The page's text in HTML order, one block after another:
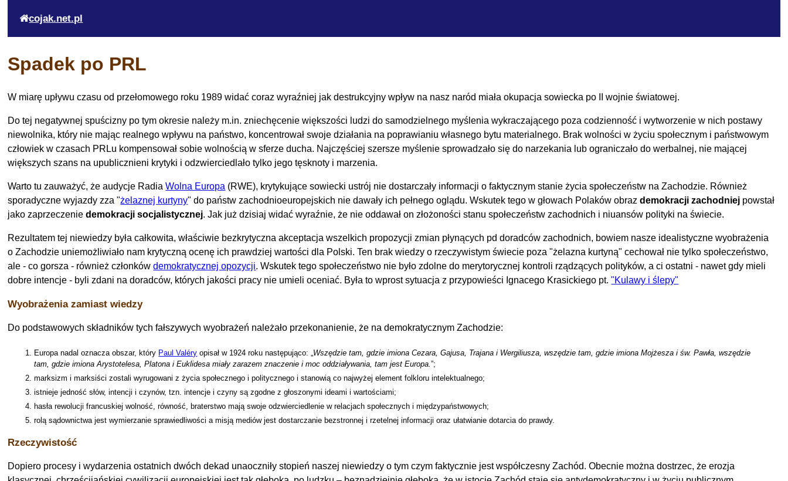
cojak.net.pl
Spadek po PRL
W miarę upływu czasu od przełomowego roku 1989 widać coraz wyraźniej jak destrukcyjny wpływ na nasz naród miała okupacja sowiecka po II wojnie światowej.
Do tej negatywnej spuścizny po tym okresie należy m.in. zniechęcenie większości ludzi do samodzielnego myślenia wykraczającego poza codzienność i wytworzenie w nich postawy
niewolnika, który nie mając realnego wpływu na państwo, koncentrował swoje działania na poprawianiu własnego bytu materialnego. Brak wolności w życiu społecznym i państwowym
człowiek w czasach PRLu kompensował sobie wolnością w sferze ducha. Najczęściej szersze myślenie sprowadzało się do narzekania lub ograniczało do werbalnej, nie mającej
większych szans na upublicznieni krytyki i odzwierciedlało tylko jego tęsknoty i marzenia.
Warto tu zauważyć, że audycje RadiaWolna Europa (RWE), krytykujące sowiecki ustrój nie dostarczały informacji o faktycznym stanie życia społeczeństw na Zachodzie. Również
sporadyczne wyjazdy zza "żelaznej kurtyny" do państw zachodnioeuropejskich nie dawały ich pełnego oglądu. Wskutek tego w głowach Polaków obrazdemokracji zachodniej powstał
jako zaprzeczeniedemokracji socjalistycznej. Jak już dzisiaj widać wyraźnie, że nie oddawał on złożoności stanu społeczeństw zachodnich i niuansów polityki na świecie.
Rezultatem tej niewiedzy była całkowita, właściwie bezkrytyczna akceptacja wszelkich propozycji zmian płynących pd doradców zachodnich, bowiem nasze idealistyczne wyobrażenia
o Zachodzie uniemożliwiało nam krytyczną ocenę ich prawdziej wartości dla Polski. Ten brak wiedzy o rzeczywistym świecie poza "żelazna kurtyną" cechował nie tylko społeczeństwo,
ale - co gorsza - również członkówdemokratycznej opozycji. Wskutek tego społeczeństwo nie było zdolne do merytorycznej kontroli rządzących polityków, a ci ostatni - nawet gdy mieli
dobre intencje - byli zdani na doradców, których jakości pracy nie umieli oceniać. Była to wprost sytuacja z przypowieści Ignacego Krasickiego pt."Kulawy i ślepy"
Wyobrażenia zamiast wiedzy
Do podstawowych składników tych fałszywych wyobrażeń należało przekonanienie, że na demokratycznym Zachodzie:
Europa nadal oznacza obszar, który Paul Valéry opisał w 1924 roku następująco: Wszędzie tam, gdzie imiona Cezara, Gajusa, Trajana i Wergiliusza, wszędzie tam, gdzie imiona Mojżesza i św. Pawła, wszędzie
tam, gdzie imiona Arystotelesa, Platona i Euklidesa miały zarazem znaczenie i moc oddziaływania, tam jest Europa. ;
marksizm i marksiści zostali wyrugowani z życia społecznego i politycznego i stanowią co najwyżej element folkloru intelektualnego;
istnieje jedność słów, intencji i czynów, tzn. intencje i czyny są zgodne z głoszonymi ideami i wartościami;
hasła rewolucji francuskiej wolność, równość, braterstwo mają swoje odzwierciedlenie w relacjach społecznych i międzypaństwowych;
rolą sądownictwa jest wymierzanie sprawiedliwości a misją mediów jest dostarczanie bezstronnej i rzetelnej informacji oraz ułatwianie dotarcia do prawdy.
Rzeczywistość
Dopiero procesy i wydarzenia ostatnich dwóch dekad unaoczniły stopień naszej niewiedzy o tym czym faktycznie jest współczesny Zachód. Obecnie można dostrzec, że erozja